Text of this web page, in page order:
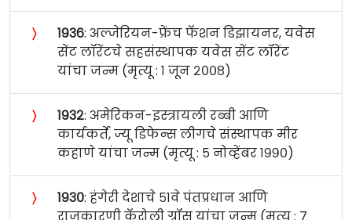
〉 १९३६: अल्जेरियन-फ्रेंच फॅशन डिझायनर, यवेस
सेंट लॉरेंटचे सहसंस्थापक यवेस सेंट लॉरेंट
यांचा जन्म (मृत्यू : १ जून २००८)
〉 १९३२: अमेरिकन-इस्त्रायली रब्बी आणि
कार्यकर्ते, ज्यू डिफेन्स लीगचे संस्थापक मीर
कहाणे यांचा जन्म (मृत्यू : ५ नोव्हेंबर १९९०)
〉 १९३०: हंगेरी देशाचे ५१वे पंतप्रधान आणि